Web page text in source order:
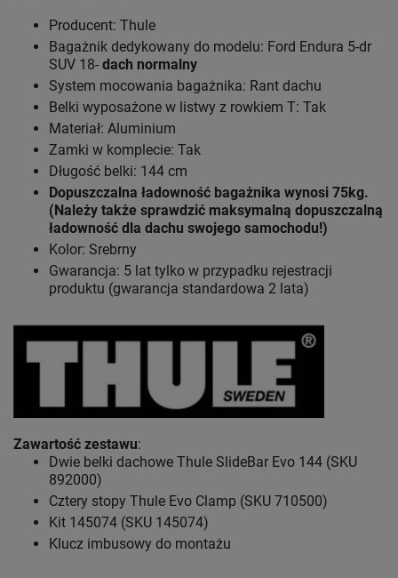
Producent: Thule
Bagażnik dedykowany do modelu: Ford Endura 5-dr
SUV 18- dach normalny
System mocowania bagażnika: Rant dachu
Belki wyposażone w listwy z rowkiem T: Tak
Materiał: Aluminium
Zamki w komplecie: Tak
Długość belki: 144 cm
Dopuszczalna ładowność bagażnika wynosi 75kg.
(Należy także sprawdzić maksymalną dopuszczalną
ładowność dla dachu swojego samochodu!)
Kolor: Srebrny
Gwarancja: 5 lat tylko w przypadku rejestracji
produktu (gwarancja standardowa 2 lata)
Zawartość zestawu:
Dwie belki dachowe Thule SlideBar Evo 144 (SKU
892000)
Cztery stopy Thule Evo Clamp (SKU 710500)
Kit 145074 (SKU 145074)
Klucz imbusowy do montażu